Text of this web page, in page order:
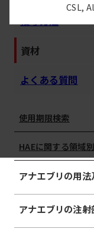
投与方法
資材
よくある質問
使用期限検索
HAEに関する領域
アナエブリの用法
アナエブリの注射
CSL,